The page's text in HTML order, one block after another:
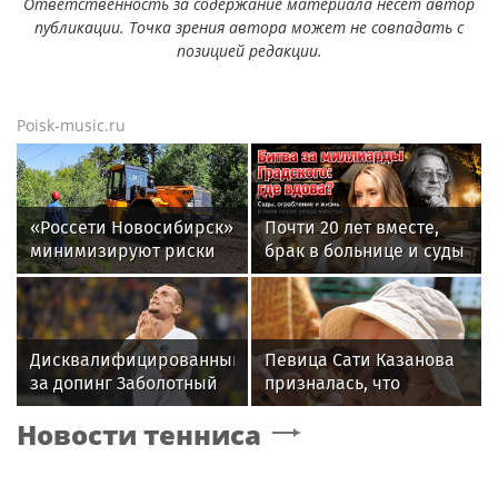
Ответственность за содержание материала несет автор
публикации. Точка зрения автора может не совпадать с
позицией редакции.
Poisk-music.ru
«Россети Новосибирск»
минимизируют риски
повреждений ЛЭП за
счет масштабной
расчистки просек
Почти 20 лет вместе,
брак в больнице и суды
за миллиард: как
сейчас живет вдова
Александра Градского
Дисквалифицированный
за допинг Заболотный
подписал контракт с
клубом Басты
Певица Сати Казанова
призналась, что
назвала дочь в честь
индуистской богини
Новости тенниса